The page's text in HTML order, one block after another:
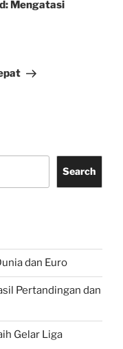
Mengatasi
Search
dan Euro
Pertandingan dan
Gelar Liga